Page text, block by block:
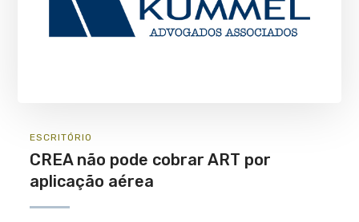
ESCRITÓRIO
CREA não pode cobrar ART por
aplicação aérea